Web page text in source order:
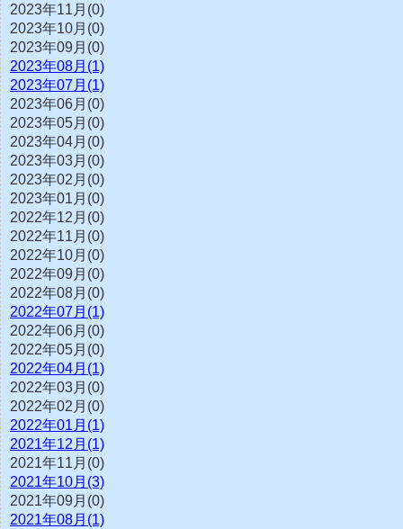
2023年11月(0)
2023年10月(0)
2023年09月(0)
2023年08月(1)
2023年07月(1)
2023年06月(0)
2023年05月(0)
2023年04月(0)
2023年03月(0)
2023年02月(0)
2023年01月(0)
2022年12月(0)
2022年11月(0)
2022年10月(0)
2022年09月(0)
2022年08月(0)
2022年07月(1)
2022年06月(0)
2022年05月(0)
2022年04月(1)
2022年03月(0)
2022年02月(0)
2022年01月(1)
2021年12月(1)
2021年11月(0)
2021年10月(3)
2021年09月(0)
2021年08月(1)